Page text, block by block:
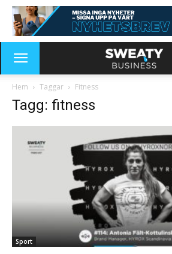
Hem Taggar Fitness
Tagg: fitness
Sport